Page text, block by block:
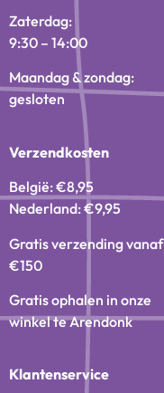
Zaterdag:
9:30 – 14:00
Maandag & zondag:
gesloten
Verzendkosten
België: €8,95
Nederland: €9,95
Gratis verzending vanaf
€150
Gratis ophalen in onze
winkel te Arendonk
Klantenservice